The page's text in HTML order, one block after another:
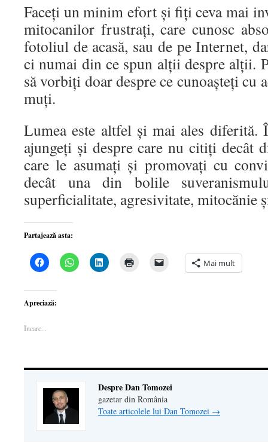
Faceți un minim efort și fiți ceva mai
mitocanilor frustrați, care cunosc
fotoliul de acasă, sau de pe Internet,
ci numai din ce spun alții despre alții.
să vorbiți doar despre ce cunoașteți cu
muți.
Lumea este altfel și mai ales diferită.
ajungeți și despre care nu citiți decât
care le asumați și promovați cu
decât una din bolile
superficialitate, agresivitate, mitocănie
Partajează asta:
Dă
clic
partaja
pe
Facebook(Se
o
Dă
clic
Dă
clic
pentru
fereastră
Mai mult
Apreciază:
Încarc...
Despre Dan Tomozei
gazetar din România
Toate articolele lui Dan Tomozei →